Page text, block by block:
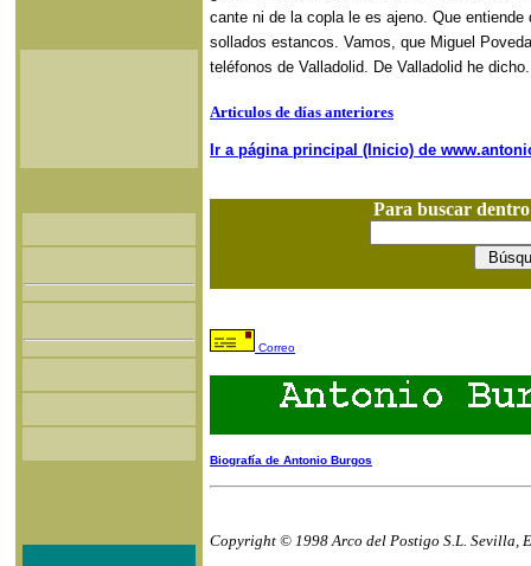
cante ni de la copla le es ajeno. Que
sollados estancos. Vamos, que Miguel
teléfonos de Valladolid. De Valladolid he
Articulos de días anteriores
Ir a página principal (Inicio) de
Para buscar
Correo
Biografía de Antonio Burgos
Copyright © 1998 Arco del Postigo S.L. Sevilla,